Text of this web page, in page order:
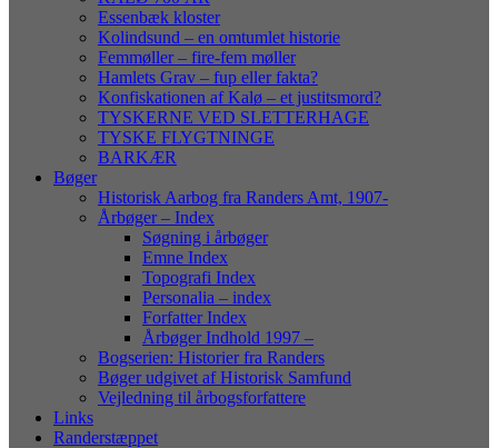
Essenbæk kloster
Kolindsund – en omtumlet historie
Femmøller – fire-fem møller
Hamlets Grav – fup eller fakta?
Konfiskationen af Kalø – et justitsmord?
TYSKERNE VED SLETTERHAGE
TYSKE FLYGTNINGE
BARKÆR
Bøger
Historisk Aarbog fra Randers Amt, 1907-
Årbøger – Index
Søgning i årbøger
Emne Index
Topografi Index
Personalia – index
Forfatter Index
Årbøger Indhold 1997 –
Bogserien: Historier fra Randers
Bøger udgivet af Historisk Samfund
Vejledning til årbogsforfattere
Links
Randerstæppet